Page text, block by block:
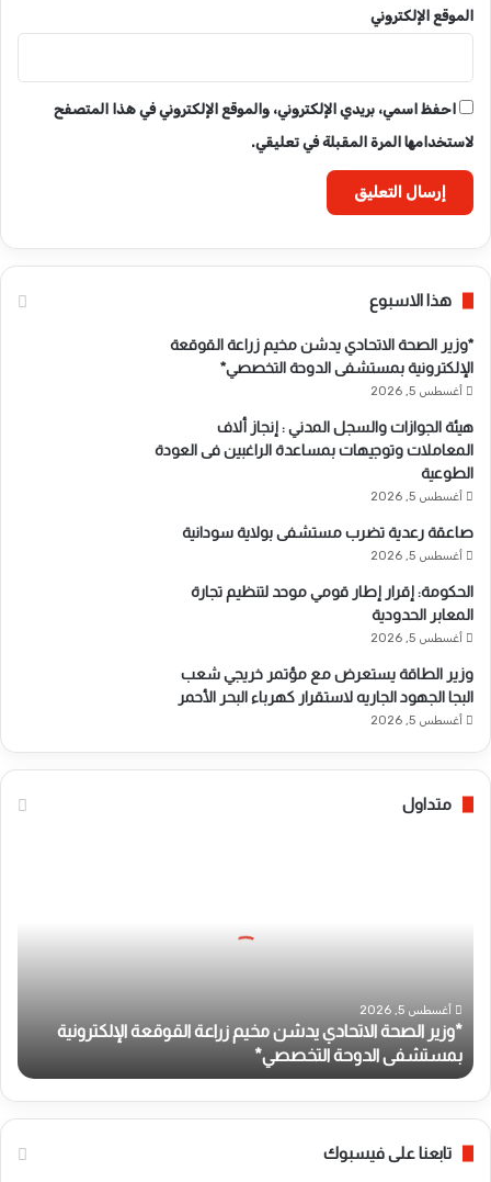
الموقع الإلكتروني
احفظ اسمي، بريدي الإلكتروني، والموقع الإلكتروني في هذا المتصفح
لاستخدامها المرة المقبلة في تعليقي.
هذا الاسبوع
*وزير الصحة الاتحادي يدشن مخيم زراعة القوقعة
الإلكترونية بمستشفى الدوحة التخصصي*
أغسطس 5, 2026
هيئة الجوازات والسجل المدني : إنجاز ألاف
المعاملات وتوجيهات بمساعدة الراغبين فى العودة
الطوعية
أغسطس 5, 2026
صاعقة رعدية تضرب مستشفى بولاية سودانية
أغسطس 5, 2026
الحكومة: إقرار إطار قومي موحد لتنظيم تجارة
المعابر الحدودية
أغسطس 5, 2026
وزير الطاقة يستعرض مع مؤتمر خريجي شعب
البجا الجهود الجاريه لاستقرار كهرباء البحر الأحمر
أغسطس 5, 2026
متداول
ص
ل
ت
أغسطس 5, 2026
*وزير الصحة الاتحادي يدشن مخيم زراعة القوقعة الإلكترونية
بمستشفى الدوحة التخصصي*
تابعنا على فيسبوك